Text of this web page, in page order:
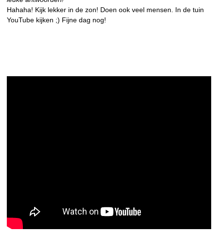
Hahaha! Kijk lekker in de zon! Doen ook veel mensen. In de tuin
YouTube kijken ;) Fijne dag nog!